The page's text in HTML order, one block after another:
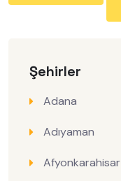
Şehirler
Adana
Adıyaman
Afyonkarahisar